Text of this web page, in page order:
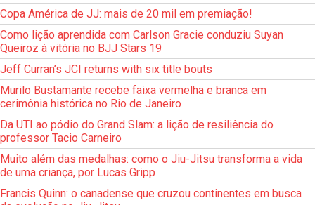
Copa América de JJ: mais de 20 mil em premiação!
Como lição aprendida com Carlson Gracie conduziu Suyan
Queiroz à vitória no BJJ Stars 19
Jeff Curran’s JCI returns with six title bouts
Murilo Bustamante recebe faixa vermelha e branca em
cerimônia histórica no Rio de Janeiro
Da UTI ao pódio do Grand Slam: a lição de resiliência do
professor Tacio Carneiro
Muito além das medalhas: como o Jiu-Jitsu transforma a vida
de uma criança, por Lucas Gripp
Francis Quinn: o canadense que cruzou continentes em busca